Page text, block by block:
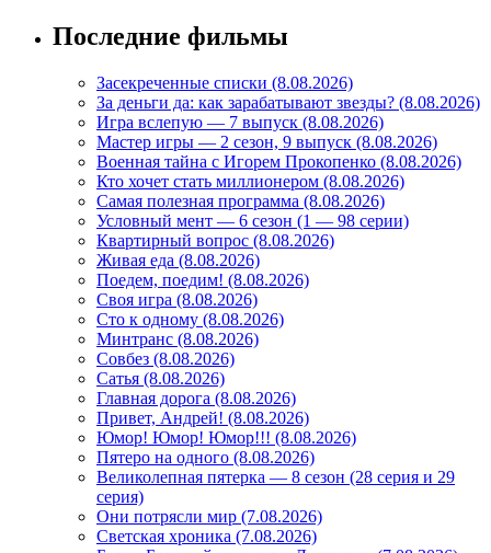
Последние фильмы
Засекреченные списки (8.08.2026)
За деньги да: как зарабатывают звезды? (8.08.2026)
Игра вслепую — 7 выпуск (8.08.2026)
Мастер игры — 2 сезон, 9 выпуск (8.08.2026)
Военная тайна с Игорем Прокопенко (8.08.2026)
Кто хочет стать миллионером (8.08.2026)
Самая полезная программа (8.08.2026)
Условный мент — 6 сезон (1 — 98 серии)
Квартирный вопрос (8.08.2026)
Живая еда (8.08.2026)
Поедем, поедим! (8.08.2026)
Своя игра (8.08.2026)
Сто к одному (8.08.2026)
Минтранс (8.08.2026)
Совбез (8.08.2026)
Сатья (8.08.2026)
Главная дорога (8.08.2026)
Привет, Андрей! (8.08.2026)
Юмор! Юмор! Юмор!!! (8.08.2026)
Пятеро на одного (8.08.2026)
Великолепная пятерка — 8 сезон (28 серия и 29
серия)
Они потрясли мир (7.08.2026)
Светская хроника (7.08.2026)